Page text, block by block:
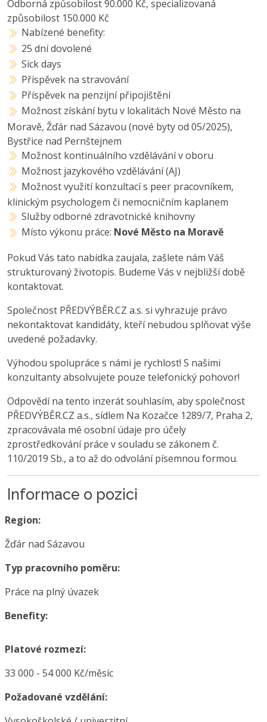
Odborná způsobilost 90.000 Kč, specializovaná
způsobilost 150.000 Kč
Nabízené benefity:
25 dní dovolené
Sick days
Příspěvek na stravování
Příspěvek na penzijní připojištění
Možnost získání bytu v lokalitách Nové Město na
Moravě, Žďár nad Sázavou (nové byty od 05/2025),
Bystřice nad Pernštejnem
Možnost kontinuálního vzdělávání v oboru
Možnost jazykového vzdělávání (AJ)
Možnost využití konzultací s peer pracovníkem,
klinickým psychologem či nemocničním kaplanem
Služby odborné zdravotnické knihovny
Místo výkonu práce: Nové Město na Moravě
Pokud Vás tato nabídka zaujala, zašlete nám Váš
strukturovaný životopis. Budeme Vás v nejbližší době
kontaktovat.
Společnost PŘEDVÝBĚR.CZ a.s. si vyhrazuje právo
nekontaktovat kandidáty, kteří nebudou splňovat výše
uvedené požadavky.
Výhodou spolupráce s námi je rychlost! S našimi
konzultanty absolvujete pouze telefonický pohovor!
Odpovědí na tento inzerát souhlasím, aby společnost
PŘEDVÝBĚR.CZ a.s., sídlem Na Kozačce 1289/7, Praha 2,
zpracovávala mé osobní údaje pro účely
zprostředkování práce v souladu se zákonem č.
110/2019 Sb., a to až do odvolání písemnou formou.
Informace o pozici
Region:
Žďár nad Sázavou
Typ pracovního poměru:
Práce na plný úvazek
Benefity:
Platové rozmezí:
33 000 - 54 000 Kč/měsíc
Požadované vzdělání: